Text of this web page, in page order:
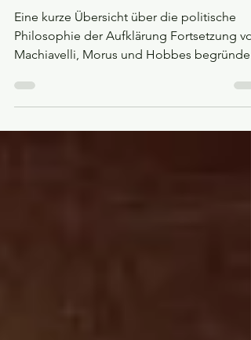
Freiheit, Gleichheit,
Gewaltenteilung
die...